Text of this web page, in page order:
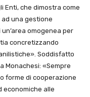
Enti, che dimostra come
una gestione
omogenea per
concretizzando
Soddisfatto
Monachesi: «Sempre
forme di cooperazione
economiche alle